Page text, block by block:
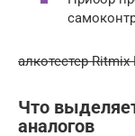
алкотестер Ritmix
Что
аналогов